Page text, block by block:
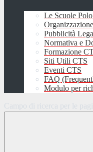
Le Scuole
Pubblicità
Normativa e
Formazione
Siti Utili CTS
Eventi CTS
FAQ
Modulo per
Campo di ricerca per le